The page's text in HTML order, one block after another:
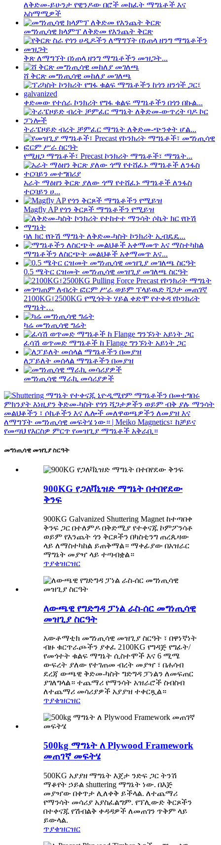
ለቅድመ-ይሁንታ የዊንዶው በሮች መከፈት ማግኔቶች እና
አስማሚዎች
መግነጢሳዊ ክላምፕ ለቅድመ የእንጨት ቅርጽ
ቅጽ ለማግኘት በነጠላ ዘንግ ማግኔቶችን መዝጋት...
ሸ ቅርጽ መግነጢሳዊ መከለያ መገለጫ
ቀድመው የተሰራ ኮንክሪት የግፋ ቁልፍ ማግኔቶችን በጎን በኩል...
ትራፔዞይድ ብረት ቻምፈር ማግኔት ለቅድመ-ጭንቀት ሆል...
የሚዘጋ ማግኔቶች፣ Precast ኮንክሪት ማግኔቶች፣ ማግኔት...
አራት ማዕዘን ቅርጽ ያለው ጎማ የተሸፈኑ ማግኔቶች ለንፋስ
ተርባይን ሀ...
Magfly AP የጎን ቅርጾች ማግኔቶችን የሚይዝ
ባለ ክር የቡሽ ማግኔት ለቅድመ-ካስት ኮንክሪት ኢብዴዴ...
ማግኔቶችን ለስርጭት መልህቆች አቀማመጥ እና...
0.5 ሜትር ርዝመት መግነጢሳዊ መዝጊያ መገለጫ ስርዓት
2100KG፣2500KG የሚጎትት ሃይል ቀድሞ የተቀዳ የኮንክሪት
ማግኔት…
ካሬ መግነጢሳዊ ግሬት
ፈሳሽ ወጥመድ ማግኔቶች ከ Flange ግንኙነት አይነት ጋር
ለፓይለት መሰላል ማግኔቶችን በመያዝ
መግነጢሳዊ ማራኪ መሳሪያዎች
መግነጢሳዊ መዝጊያ ስርዓት
900KG የጋለቫኒዝድ ማግኔት በተበየደው
ቅንፍ
900KG Galvanized Shuttering Magnet ከተጣበቀ
ቅንፍ ጋር በተለምዶ በቅድሚያ የተቀናጁ ኮምፖንሳቶ
ወይም የእንጨት ጎን ቅርጾችን በካስቲንግ ጠረጴዛው
ላይ ለማስተካከል ይጠቅማል። ማቀፊያው በአዝራር
ማግኔት መያዣ ላይ ተጣብቋል።
ጥያቄዝርዝር
ለውጫዊ የግድግዳ ፓነል ራስ-ሰር መግነጢሳዊ
መዝጊያ ስርዓት
አውቶማቲክ መግነጢሳዊ መዝጊያ ስርዓት ፣ በዋነኛነት
ብዙ ቁርጥራጮችን ያቀፈ 2100KG የግዳጅ የግፊት/
የመጎተት ቁልፍ ማግኔት ሲስተሞች እና 6 ሚሜ
ውፍረት ያለው የተገጠመ ብረት መያዣ ፣ በሐሳብ
ደረጃ ውጫዊ ቅድመ-ካስት ግድግዳ ፓነልን ለመፍጠር
ያገለግላል። ተጨማሪ የማንሳት አዝራሮች ስብስብ
ለተጨማሪ መሳሪያዎች አያያዝ ተቀርጿል።
ጥያቄዝርዝር
500kg ማግኔት ለ Plywood Framework
መጠገኛ መፍትሄ
500KG አያያዘ ማግኔት እጀታ ንድፍ ጋር ትንሽ
ማቆየት ኃይል shuttering ማግኔት ነው. በእጅ
መያዣው በቀጥታ ሊለቀቅ ይችላል. ለተጨማሪ
የማንሳት መሳሪያ አያስፈልግም. የፕሊውድ ቅርጾችን
በተቀናጁ የሽብልቅ ቀዳዳዎች ለመጠገን ጥቅም ላይ
ይውላል.
ጥያቄዝርዝር